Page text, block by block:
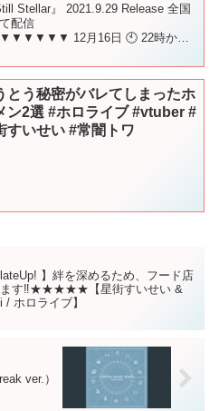
Stellar』 2021.9.29 Release 全国
配信
12月16日 🕙 22時か
とう秘密がバレてしまったホ
ン2選 #ホロライブ #vtuber #
すいせい #常闇トワ
】絆を深めるため、フード店
ます‼★★★★★【星街すいせい &
/ ホロライブ】
ver.）